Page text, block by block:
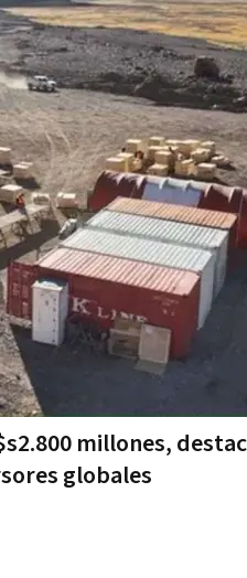
millones,
globales